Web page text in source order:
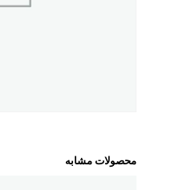
محصولات مشابه